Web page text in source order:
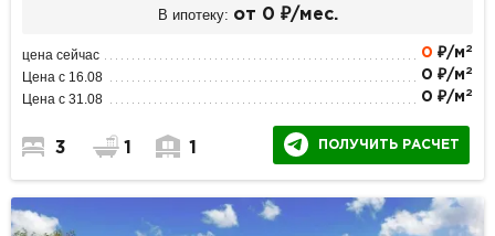
В ипотеку: от 0 ₽/мес.
цена сейчас 0 ₽/м 2
Цена с 16.08 0 ₽/м 2
Цена с 31.08 0 ₽/м 2
3 1 1 ПОЛУЧИТЬ РАСЧЕТ